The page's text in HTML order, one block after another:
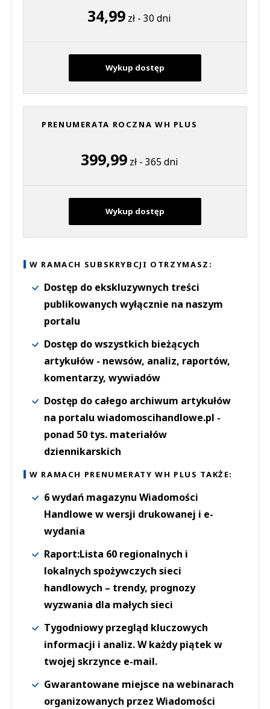
34,99 zł - 30 dni
Wykup dostęp
PRENUMERATA ROCZNA WH PLUS
399,99zł - 365 dni
Wykup dostęp
W RAMACH SUBSKRYBCJI OTRZYMASZ:
Dostęp do ekskluzywnych treści
publikowanych wyłącznie na naszym
portalu
Dostęp do wszystkich bieżących
artykułów - newsów, analiz, raportów,
komentarzy, wywiadów
Dostęp do całego archiwum artykułów
na portalu wiadomoscihandlowe.pl -
ponad 50 tys. materiałów
dziennikarskich
W RAMACH PRENUMERATY WH PLUS TAKŻE:
6 wydań magazynu Wiadomości
Handlowe w wersji drukowanej i e-
wydania
Raport:Lista 60 regionalnych i
lokalnych spożywczych sieci
handlowych – trendy, prognozy
wyzwania dla małych sieci
Tygodniowy przegląd kluczowych
informacji i analiz. W każdy piątek w
twojej skrzynce e-mail.
Gwarantowane miejsce na webinarach
organizowanych przez Wiadomości